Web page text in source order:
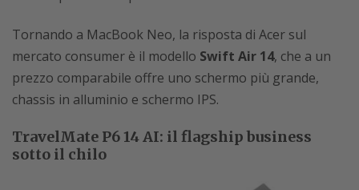
Tornando a MacBook Neo, la risposta di Acer sul
mercato consumer è il modello Swift Air 14, che a un
prezzo comparabile offre uno schermo più grande,
chassis in alluminio e schermo IPS.
TravelMate P6 14 AI: il flagship business
sotto il chilo